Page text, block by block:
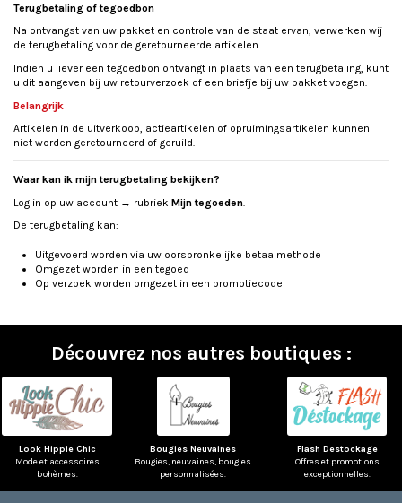
Terugbetaling of tegoedbon
Na ontvangst van uw pakket en controle van de staat ervan, verwerken wij
de terugbetaling voor de geretourneerde artikelen.
Indien u liever een tegoedbon ontvangt in plaats van een terugbetaling, kunt
u dit aangeven bij uw retourverzoek of een briefje bij uw pakket voegen.
Belangrijk
Artikelen in de uitverkoop, actieartikelen of opruimingsartikelen kunnen
niet worden geretourneerd of geruild.
Waar kan ik mijn terugbetaling bekijken?
Log in op uw account → rubriek Mijn tegoeden
De terugbetaling kan:
Uitgevoerd worden via uw oorspronkelijke betaalmethode
Omgezet worden in een tegoed
Op verzoek worden omgezet in een promotiecode
Découvrez nos autres boutiques :
Look Hippie Chic
Mode et accessoires
bohèmes.
Bougies Neuvaines
Bougies, neuvaines, bougies
personnalisées.
Flash Destockage
Offres et promotions
exceptionnelles.